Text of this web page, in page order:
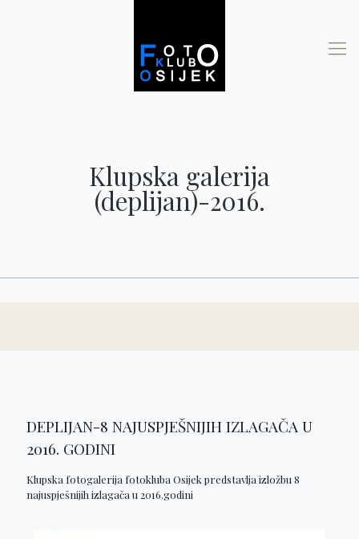
Klupska galerija
(deplijan)-2016.
DEPLIJAN-8 NAJUSPJEŠNIJIH IZLAGAČA U
2016. GODINI
Klupska fotogalerija fotokluba Osijek predstavlja izložbu 8
najuspješnijih izlagača u 2016.godini